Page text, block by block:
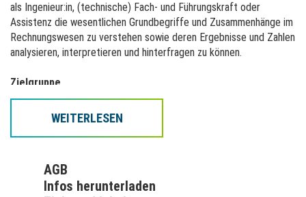
als Ingenieur:in, (technische) Fach- und Führungskraft oder
Assistenz die wesentlichen Grundbegriffe und Zusammenhänge im
Rechnungswesen zu verstehen sowie deren Ergebnisse und Zahlen
analysieren, interpretieren und hinterfragen zu können.
Zielgruppe
Geschäftsführung, (Nachwuchs-)Führungskräfte und Fachkräfte
ohne oder mit geringen betriebswirtschaftlichen Vorkenntnissen.
Kursreihe "Betriebswirtschaft".
Bitte beachten Sie, dass die Module inhaltlich aufeinander
WEITERLESEN
AGB
Infos herunterladen